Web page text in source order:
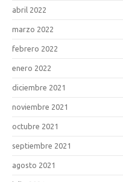
abril 2022
marzo 2022
febrero 2022
enero 2022
diciembre 2021
noviembre 2021
octubre 2021
septiembre 2021
agosto 2021